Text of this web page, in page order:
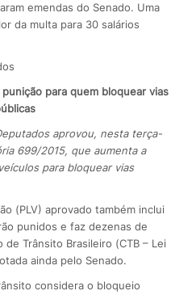
emendas do Senado. Uma
da multa para 30 salários
para quem bloquear vias
aprovou, nesta terça-
699/2015, que aumenta a
para bloquear vias
(PLV) aprovado também inclui
punidos e faz dezenas de
Trânsito Brasileiro (CTB – Lei
ainda pelo Senado.
considera o bloqueio